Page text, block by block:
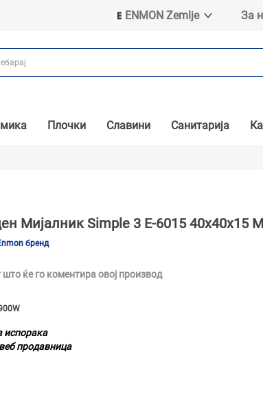
ENMON Zemlje
ENMON BIH
ENMON MKD
За
Плочки Славини Санитарија
Мијалник Simple 3 E-6015 40x40x15
бренд
што ќе го коментира овој производ
испорака
продавница